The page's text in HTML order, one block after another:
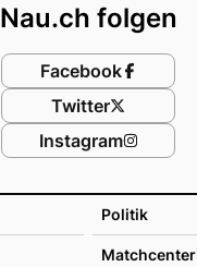
Politik
Matchcenter
Nau.ch folgen
Facebook
Twitter
Instagram